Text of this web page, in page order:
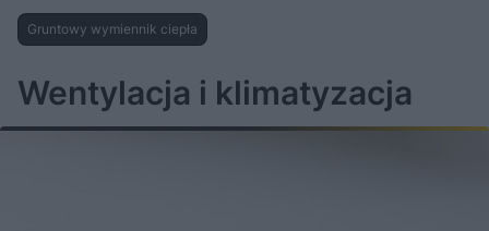
Gruntowy wymiennik ciepła
Wentylacja i klimatyzacja